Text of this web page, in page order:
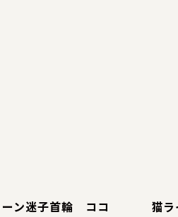
ーン迷子首輪 ココ
猫